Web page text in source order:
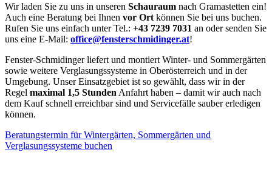
Wir laden Sie zu uns in unseren Schauraum nach Gramastetten ein!
Auch eine Beratung bei Ihnen vor Ort können Sie bei uns buchen.
Rufen Sie uns einfach unter Tel.: +43 7239 7031 an oder senden Sie
uns eine E-Mail: office@fensterschmidinger.at!
Fenster-Schmidinger liefert und montiert Winter- und Sommergärten
sowie weitere Verglasungssysteme in Oberösterreich und in der
Umgebung. Unser Einsatzgebiet ist so gewählt, dass wir in der
Regel maximal 1,5 Stunden Anfahrt haben – damit wir auch nach
dem Kauf schnell erreichbar sind und Servicefälle sauber erledigen
können.
Beratungstermin für Wintergärten, Sommergärten und
Verglasungssysteme buchen